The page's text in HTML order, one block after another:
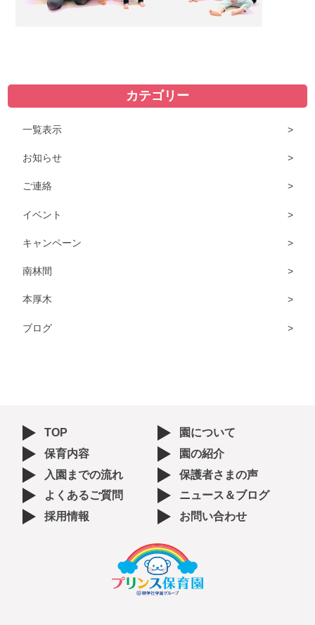
カテゴリー
一覧表示
お知らせ
ご連絡
イベント
キャンペーン
南林間
本厚木
ブログ
TOP
園について
保育内容
園の紹介
入園までの流れ
保護者さまの声
よくあるご質問
ニュース＆ブログ
採用情報
お問い合わせ